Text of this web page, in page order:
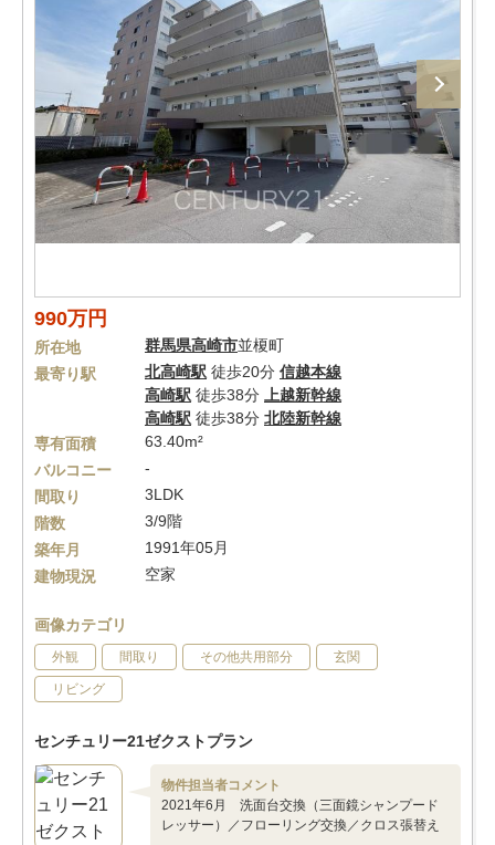
990万円
所在地 群馬県高崎市並榎町
最寄り駅
北高崎駅 徒歩20分 信越本線
高崎駅 徒歩38分
上越新幹線
高崎駅 徒歩38分 北陸新幹線
専有面積
63.40m²
バルコニー
-
間取り
3LDK
階数
3/9階
築年月
1991年05月
建物現況
空家
画像カテゴリ
外観 間取り その他共用部分 玄関
リビング
センチュリー21ゼクストプラン
物件担当者コメント
2021年6月 洗面台交換（三面鏡シャンプード
レッサー）／フローリング交換／クロス張替え